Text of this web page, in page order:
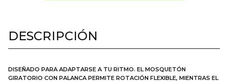
DESCRIPCIÓN
DISEÑADO PARA ADAPTARSE A TU RITMO. EL MOSQUETÓN
GIRATORIO CON PALANCA PERMITE ROTACIÓN FLEXIBLE, MIENTRAS EL